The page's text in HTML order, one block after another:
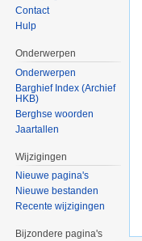
Contact
Hulp
Onderwerpen
Onderwerpen
Barghief Index (Archief
HKB)
Berghse woorden
Jaartallen
Wijzigingen
Nieuwe pagina's
Nieuwe bestanden
Recente wijzigingen
Bijzondere pagina's